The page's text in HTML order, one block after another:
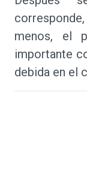
menos, el
importante
debida en el